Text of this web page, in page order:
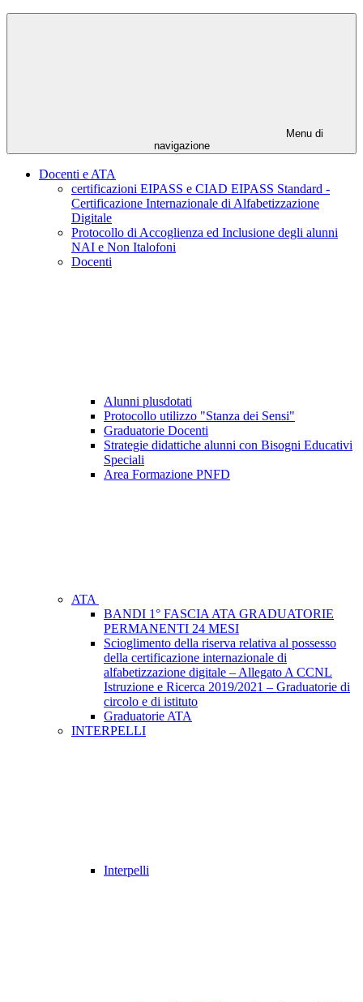
Menu di
navigazione
Docenti e ATA
certificazioni EIPASS e CIAD EIPASS Standard -
Certificazione Internazionale di Alfabetizzazione
Digitale
Protocollo di Accoglienza ed Inclusione degli alunni
NAI e Non Italofoni
Docenti
Alunni plusdotati
Protocollo utilizzo "Stanza dei Sensi"
Graduatorie Docenti
Strategie didattiche alunni con Bisogni Educativi
Speciali
Area Formazione PNFD
ATA
BANDI 1° FASCIA ATA GRADUATORIE
PERMANENTI 24 MESI
Scioglimento della riserva relativa al possesso
della certificazione internazionale di
alfabetizzazione digitale – Allegato A CCNL
Istruzione e Ricerca 2019/2021 – Graduatorie di
circolo e di istituto
Graduatorie ATA
INTERPELLI
Interpelli